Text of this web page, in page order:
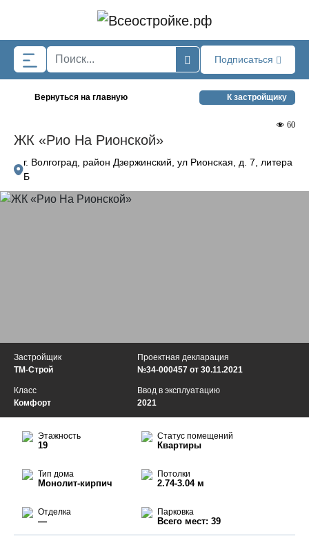
Подписаться
Вернуться на главную К застройщику
ЖК «Рио На Рионской»
60
г. Волгоград, район Дзержинский, ул Рионская, д. 7, литера
Б
Застройщик
ТМ-Строй
Проектная декларация
№34-000457 от 30.11.2021
Ввод в эксплуатацию
2021
Класс
Комфорт
Этажность
19
Статус помещений
Квартиры
Тип дома
Монолит-кирпич
Потолки
2.74-3.04 м
Отделка
—
Парковка
Всего мест: 39